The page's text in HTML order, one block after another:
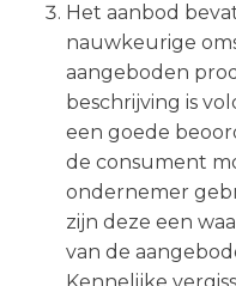
Het aanbod
nauwkeurige
aangeboden
beschrijving is
een goede
de consument
ondernemer
zijn deze een
van de